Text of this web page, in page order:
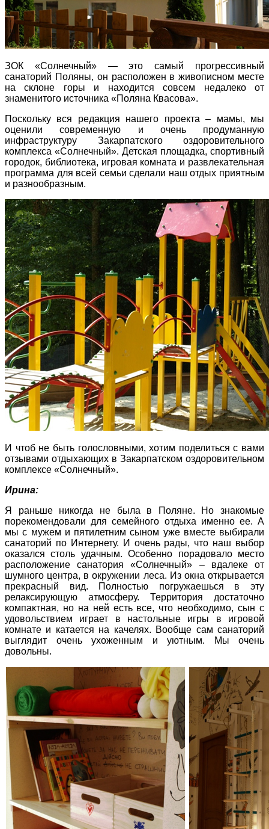
мам, яка вона - мамаWOW
ЗОК «Солнечный» — это самый прогрессивный
санаторий Поляны, он расположен в живописном месте
на склоне горы и находится совсем недалеко от
знаменитого источника «Поляна Квасова».
Поскольку вся редакция нашего проекта – мамы, мы
оценили современную и очень продуманную
инфраструктуру Закарпатского оздоровительного
комплекса «Солнечный». Детская площадка, спортивный
городок, библиотека, игровая комната и развлекательная
программа для всей семьи сделали наш отдых приятным
и разнообразным.
И чтоб не быть голословными, хотим поделиться с вами
отзывами отдыхающих в Закарпатском оздоровительном
комплексе «Солнечный».
Ирина:
Я раньше никогда не была в Поляне. Но знакомые
порекомендовали для семейного отдыха именно ее. А
мы с мужем и пятилетним сыном уже вместе выбирали
санаторий по Интернету. И очень рады, что наш выбор
оказался столь удачным. Особенно порадовало место
расположение санатория «Солнечный» – вдалеке от
шумного центра, в окружении леса. Из окна открывается
прекрасный вид. Полностью погружаешься в эту
релаксирующую атмосферу. Территория достаточно
компактная, но на ней есть все, что необходимо, сын с
удовольствием играет в настольные игры в игровой
комнате и катается на качелях. Вообще сам санаторий
выглядит очень ухоженным и уютным. Мы очень
довольны.